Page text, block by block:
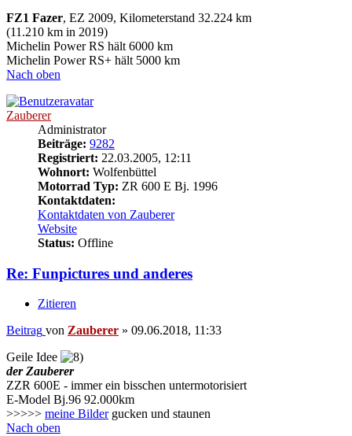
FZ1 Fazer, EZ 2009, Kilometerstand 32.224 km
(11.210 km in 2019)
Michelin Power RS hält 6000 km
Michelin Power RS+ hält 5000 km
Nach oben
Zauberer
Administrator
Beiträge: 9282
Registriert: 22.03.2005, 12:11
Wohnort: Wolfenbüttel
Motorrad Typ: ZR 600 E Bj. 1996
Kontaktdaten:
Kontaktdaten von Zauberer
Website
Status: Offline
Re: Funpictures und anderes
Zitieren
Beitrag von Zauberer » 09.06.2018, 11:33
Geile Idee
der Zauberer
ZZR 600E - immer ein bisschen untermotorisiert
E-Model Bj.96 92.000km
>>>>> meine Bildergucken und staunen
Nach oben